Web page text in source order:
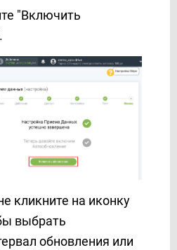
"Включить
кликните на иконку
выбрать
обновления или